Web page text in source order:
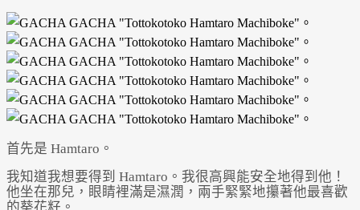
首先是 Hamtaro。
我知道我想要得到 Hamtaro。我很高興能安全地得到他！
他坐在那兒，眼睛裡滿是濕潤，兩手緊緊地攥著他最喜歡